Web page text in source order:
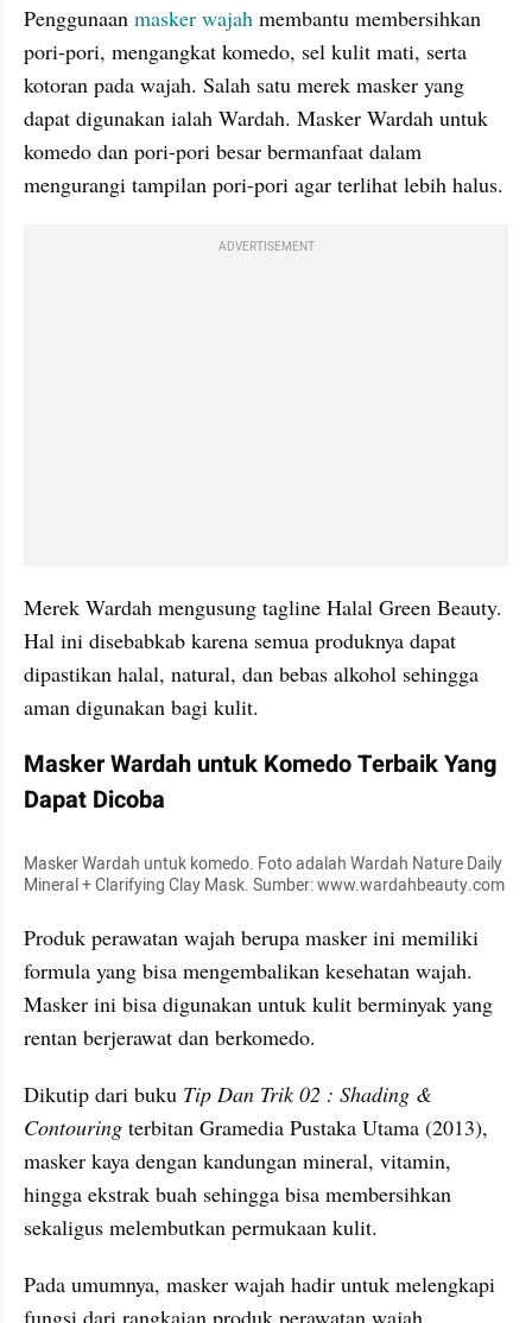
Penggunaan masker wajah membantu membersihkan
pori-pori, mengangkat komedo, sel kulit mati, serta
kotoran pada wajah. Salah satu merek masker yang
dapat digunakan ialah Wardah. Masker Wardah untuk
komedo dan pori-pori besar bermanfaat dalam
mengurangi tampilan pori-pori agar terlihat lebih halus.
ADVERTISEMENT
Merek Wardah mengusung tagline Halal Green Beauty.
Hal ini disebabkab karena semua produknya dapat
dipastikan halal, natural, dan bebas alkohol sehingga
aman digunakan bagi kulit.
Masker Wardah untuk Komedo Terbaik Yang
Dapat Dicoba
Masker Wardah untuk komedo. Foto adalah Wardah Nature Daily
Mineral + Clarifying Clay Mask. Sumber: www.wardahbeauty.com
Produk perawatan wajah berupa masker ini memiliki
formula yang bisa mengembalikan kesehatan wajah.
Masker ini bisa digunakan untuk kulit berminyak yang
rentan berjerawat dan berkomedo.
Dikutip dari buku Tip Dan Trik 02 : Shading &
Contouring terbitan Gramedia Pustaka Utama (2013),
masker kaya dengan kandungan mineral, vitamin,
hingga ekstrak buah sehingga bisa membersihkan
sekaligus melembutkan permukaan kulit.
Pada umumnya, masker wajah hadir untuk melengkapi